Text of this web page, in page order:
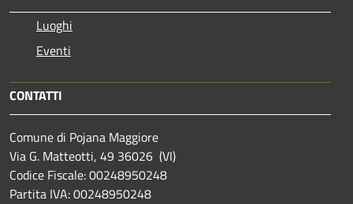
Luoghi
Eventi
CONTATTI
Comune di Pojana Maggiore
Via G. Matteotti, 49 36026 (VI)
Codice Fiscale: 00248950248
Partita IVA: 00248950248